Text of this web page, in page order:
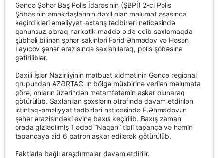
Gəncə Şəhər Baş Polis İdarəsinin (ŞBPİ) 2-ci Polis
Şöbəsinin əməkdaşlarının daxil olan məlumat əsasında
keçirdikləri əməliyyat-axtarış tədbirləri nəticəsində
qanunsuz olaraq narkotik maddə əldə edib saxlamaqda
şübhəli bilinən şəhər sakinləri Fərid Əhmədov və Həsən
Layıcov şəhər ərazisində saxlanılaraq, polis şöbəsinə
gətiriliblər.
Daxili İşlər Nazirliyinin mətbuat xidmətinin Gəncə regional
qrupundan AZƏRTAC-ın bölgə müxbirinə verilən məlumata
görə, onların üzərindən metamfetamin aşkar olunaraq
götürülüb. Saxlanılan şəxslərin ətrafında davam etdirilən
istintaq-əməliyyat tədbirləri nəticəsində F.Əhmədovun
şəhər ərazisindəki evinə baxış keçirilib. Baxış zamanı
orada gizlədilmiş 1 ədəd “Naqan” tipli tapança və həmin
tapançaya aid 6 patron aşkar edilərək götürülüb.
Faktlarla bağlı araşdırmalar davam etdirilir.